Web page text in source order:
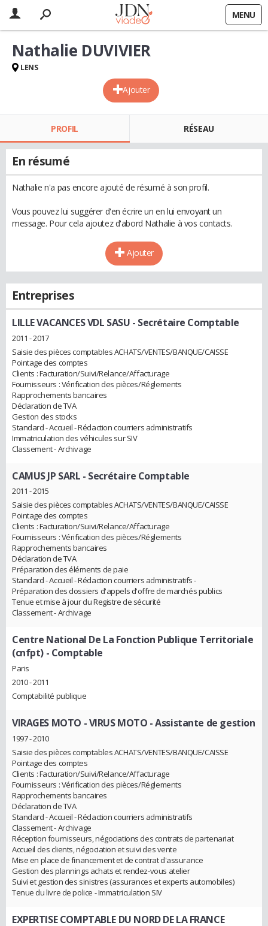
MENU
Ajouter
Nathalie DUVIVIER
LENS
PROFIL RÉSEAU
En résumé
Nathalie n'a pas encore ajouté de résumé à son profil.
Vous pouvez lui suggérer d'en écrire un en lui envoyant un
message. Pour cela ajoutez d'abord Nathalie à vos contacts.
Ajouter
Entreprises
LILLE VACANCES VDL SASU - Secrétaire Comptable
2011 - 2017
Saisie des pièces comptables ACHATS/VENTES/BANQUE/CAISSE
Pointage des comptes
Clients : Facturation/Suivi/Relance/Affacturage
Fournisseurs : Vérification des pièces/Réglements
Rapprochements bancaires
Déclaration de TVA
Gestion des stocks
Standard - Accueil - Rédaction courriers administratifs
Immatriculation des véhicules sur SIV
Classement - Archivage
CAMUS JP SARL - Secrétaire Comptable
2011 - 2015
Saisie des pièces comptables ACHATS/VENTES/BANQUE/CAISSE
Pointage des comptes
Clients : Facturation/Suivi/Relance/Affacturage
Fournisseurs : Vérification des pièces/Réglements
Rapprochements bancaires
Déclaration de TVA
Préparation des éléments de paie
Standard - Accueil - Rédaction courriers administratifs -
Préparation des dossiers d'appels d'offre de marchés publics
Tenue et mise à jour du Registre de sécurité
Classement - Archivage
Centre National De La Fonction Publique Territoriale
(cnfpt) - Comptable
Paris
2010 - 2011
Comptabilité publique
VIRAGES MOTO - VIRUS MOTO - Assistante de gestion
1997 - 2010
Saisie des pièces comptables ACHATS/VENTES/BANQUE/CAISSE
Pointage des comptes
Clients : Facturation/Suivi/Relance/Affacturage
Fournisseurs : Vérification des pièces/Réglements
Rapprochements bancaires
Déclaration de TVA
Standard - Accueil - Rédaction courriers administratifs
Classement - Archivage
Réception fournisseurs, négociations des contrats de partenariat
Accueil des clients, négociation et suivi des vente
Mise en place de financement et de contrat d'assurance
Gestion des plannings achats et rendez-vous atelier
Suivi et gestion des sinistres (assurances et experts automobiles)
Tenue du livre de police - Immatriculation SIV
EXPERTISE COMPTABLE DU NORD DE LA FRANCE